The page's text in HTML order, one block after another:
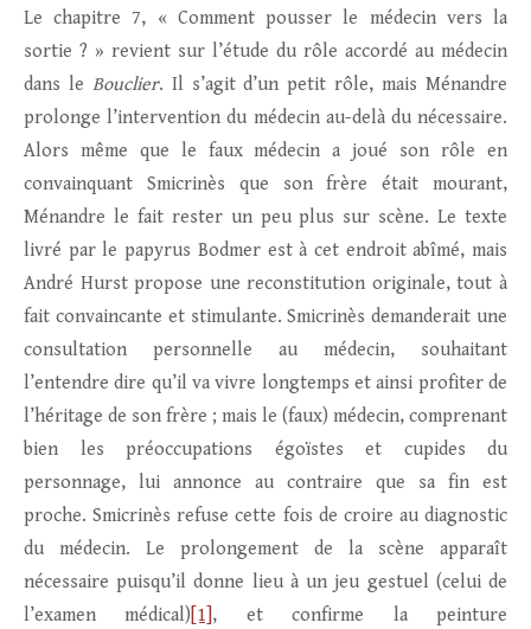
Le chapitre 7, « Comment pousser le médecin vers la
sortie ? » revient sur l’étude du rôle accordé au médecin
dans le Bouclier. Il s’agit d’un petit rôle, mais Ménandre
prolonge l’intervention du médecin au-delà du nécessaire.
Alors même que le faux médecin a joué son rôle en
convainquant Smicrinès que son frère était mourant,
Ménandre le fait rester un peu plus sur scène. Le texte
livré par le papyrus Bodmer est à cet endroit abîmé, mais
André Hurst propose une reconstitution originale, tout à
fait convaincante et stimulante. Smicrinès demanderait une
consultation personnelle au médecin, souhaitant
l’entendre dire qu’il va vivre longtemps et ainsi profiter de
l’héritage de son frère ; mais le (faux) médecin, comprenant
bien les préoccupations égoïstes et cupides du
personnage, lui annonce au contraire que sa fin est
proche. Smicrinès refuse cette fois de croire au diagnostic
du médecin. Le prolongement de la scène apparaît
nécessaire puisqu’il donne lieu à un jeu gestuel (celui de
l’examen médical) [1] , et confirme la peinture